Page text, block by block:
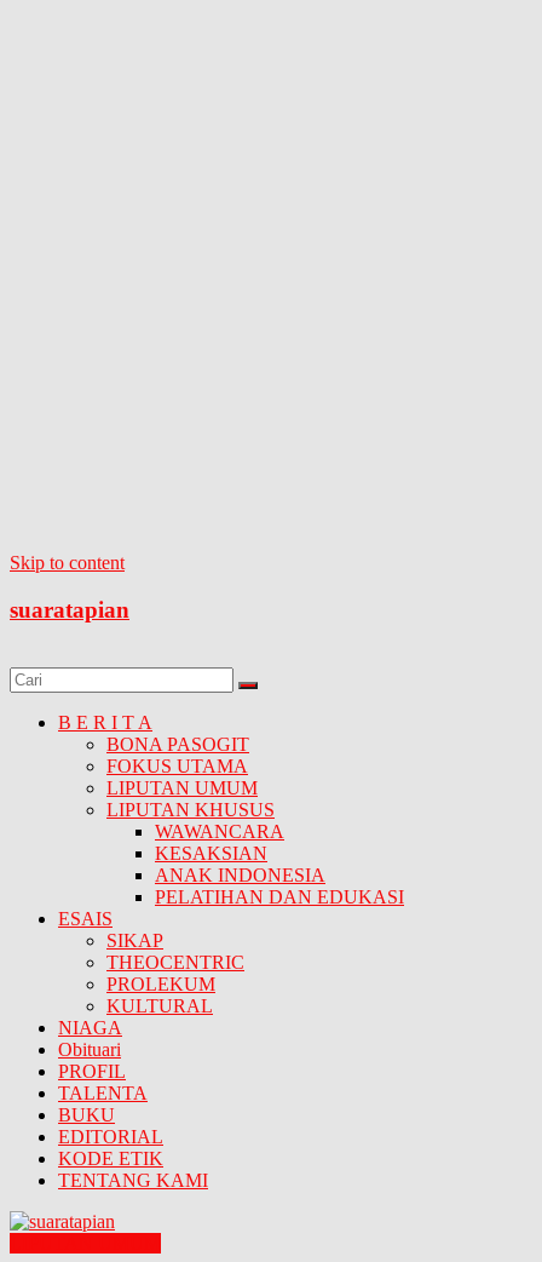
Skip to content
suaratapian
B E R I T A
BONA PASOGIT
FOKUS UTAMA
LIPUTAN UMUM
LIPUTAN KHUSUS
WAWANCARA
KESAKSIAN
ANAK INDONESIA
PELATIHAN DAN EDUKASI
ESAIS
SIKAP
THEOCENTRIC
PROLEKUM
KULTURAL
NIAGA
Obituari
PROFIL
TALENTA
BUKU
EDITORIAL
KODE ETIK
TENTANG KAMI